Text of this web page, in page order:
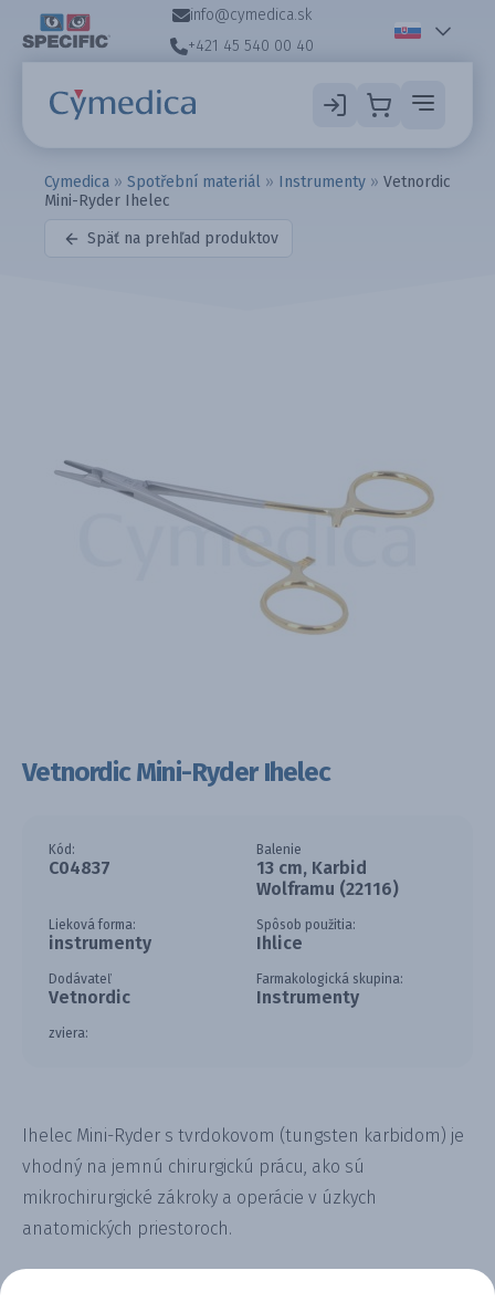
info@cymedica.sk
+421 45 540 00 40
Cymedica » Spotřební materiál » Instrumenty » Vetnordic
Mini-Ryder Ihelec
Späť na prehľad produktov
Vetnordic Mini-Ryder Ihelec
Kód:
C04837
Balenie
13 cm, Karbid
Wolframu (22116)
Lieková forma:
instrumenty
Spôsob použitia:
Ihlice
Dodávateľ
Vetnordic
Farmakologická skupina:
Instrumenty
zviera:
Ihelec Mini-Ryder s tvrdokovom (tungsten karbidom) je
vhodný na jemnú chirurgickú prácu, ako sú
mikrochirurgické zákroky a operácie v úzkych
anatomických priestoroch.